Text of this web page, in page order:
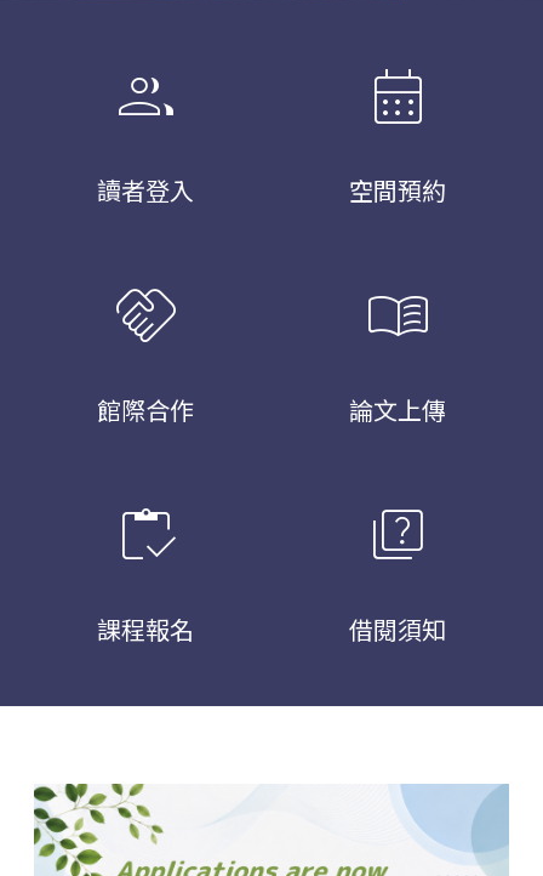
group
讀者登入
calendar_month
空間預約
handshake
館際合作
menu_book
論文上傳
inventory
課程報名
quiz
借閱須知